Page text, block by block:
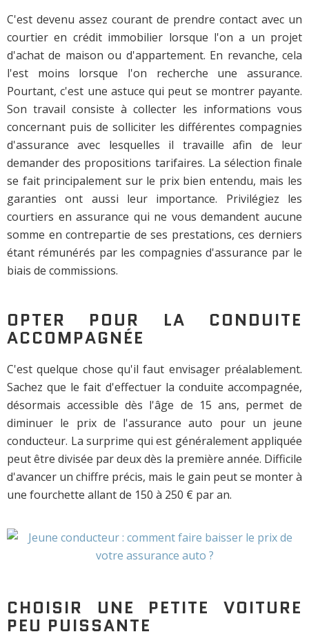
C'est devenu assez courant de prendre contact avec un
courtier en crédit immobilier lorsque l'on a un projet
d'achat de maison ou d'appartement. En revanche, cela
l'est moins lorsque l'on recherche une assurance.
Pourtant, c'est une astuce qui peut se montrer payante.
Son travail consiste à collecter les informations vous
concernant puis de solliciter les différentes compagnies
d'assurance avec lesquelles il travaille afin de leur
demander des propositions tarifaires. La sélection finale
se fait principalement sur le prix bien entendu, mais les
garanties ont aussi leur importance. Privilégiez les
courtiers en assurance qui ne vous demandent aucune
somme en contrepartie de ses prestations, ces derniers
étant rémunérés par les compagnies d'assurance par le
biais de commissions.
OPTER POUR LA CONDUITE
ACCOMPAGNÉE
C'est quelque chose qu'il faut envisager préalablement.
Sachez que le fait d'effectuer la conduite accompagnée,
désormais accessible dès l'âge de 15 ans, permet de
diminuer le prix de l'assurance auto pour un jeune
conducteur. La surprime qui est généralement appliquée
peut être divisée par deux dès la première année. Difficile
d'avancer un chiffre précis, mais le gain peut se monter à
une fourchette allant de 150 à 250 € par an.
CHOISIR UNE PETITE VOITURE
PEU PUISSANTE